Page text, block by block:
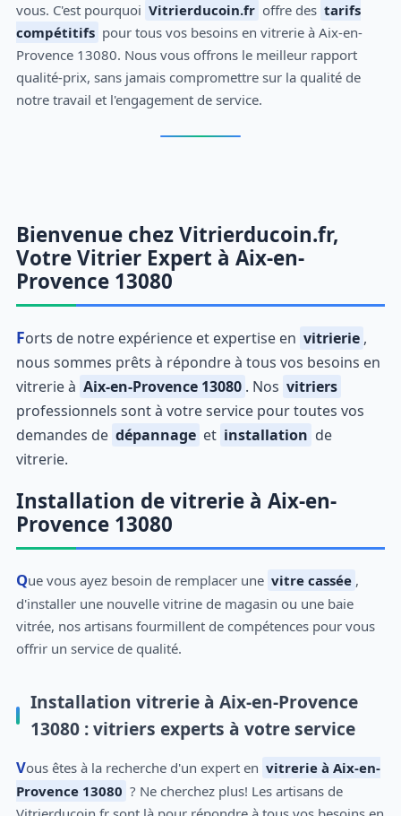
vous. C'est pourquoi Vitrierducoin.fr offre des tarifs
compétitifs pour tous vos besoins en vitrerie à Aix-en-
Provence 13080. Nous vous offrons le meilleur rapport
qualité-prix, sans jamais compromettre sur la qualité de
notre travail et l'engagement de service.
Bienvenue chez Vitrierducoin.fr,
Votre Vitrier Expert à Aix-en-
Provence 13080
Forts de notre expérience et expertise en vitrierie ,
nous sommes prêts à répondre à tous vos besoins en
vitrerie à Aix-en-Provence 13080 . Nos vitriers
professionnels sont à votre service pour toutes vos
demandes de dépannage et installation de
vitrerie.
Installation de vitrerie à Aix-en-
Provence 13080
Que vous ayez besoin de remplacer une vitre cassée ,
d'installer une nouvelle vitrine de magasin ou une baie
vitrée, nos artisans fourmillent de compétences pour vous
offrir un service de qualité.
Installation vitrerie à Aix-en-Provence
13080 : vitriers experts à votre service
Vous êtes à la recherche d'un expert en vitrerie à Aix-en-
Provence 13080 ? Ne cherchez plus! Les artisans de